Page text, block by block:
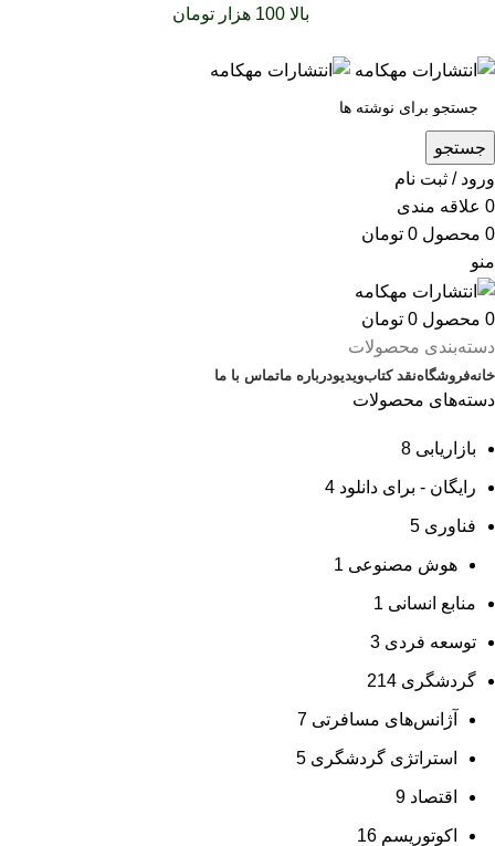
بالا 100 هزار تومان
جستجو
ورود / ثبت نام
0 علاقه مندی
0 محصول 0 تومان
منو
0 محصول 0 تومان
دسته‌بندی محصولات
خانهفروشگاهنقد کتابویدیودرباره‌ ماتماس با ما
دسته‌های محصولات
بازاریابی 8
رایگان - برای دانلود 4
فناوری 5
هوش مصنوعی 1
منابع انسانی 1
توسعه فردی 3
گردشگری 214
آژانس‌های مسافرتی 7
استراتژی گردشگری 5
اقتصاد 9
اکوتوریسم 16